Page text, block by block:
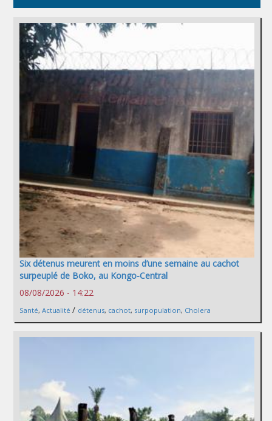
Six détenus meurent en moins d’une semaine au cachot
surpeuplé de Boko, au Kongo-Central
08/08/2026 - 14:22
Santé, Actualité / détenus, cachot, surpopulation, Cholera